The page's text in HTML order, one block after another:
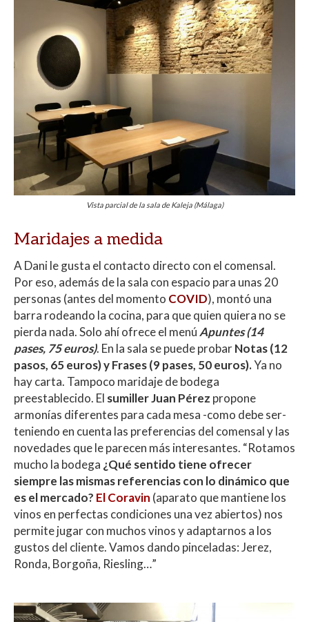
Vista parcial de la sala de Kaleja (Málaga)
Maridajes a medida
A Dani le gusta el contacto directo con el comensal.
Por eso, además de la sala con espacio para unas 20
personas (antes del momento COVID), montó una
barra rodeando la cocina, para que quien quiera no se
pierda nada. Solo ahí ofrece el menú Apuntes (14
pases, 75 euros). En la sala se puede probarNotas (12
pasos, 65 euros) y Frases (9 pases, 50 euros).Ya no
hay carta. Tampoco maridaje de bodega
preestablecido. El sumiller Juan Pérez propone
armonías diferentes para cada mesa -como debe ser-
teniendo en cuenta las preferencias del comensal y las
novedades que le parecen más interesantes. “Rotamos
mucho la bodega ¿Qué sentido tiene ofrecer
siempre las mismas referencias con lo dinámico que
es el mercado? El Coravin (aparato que mantiene los
vinos en perfectas condiciones una vez abiertos) nos
permite jugar con muchos vinos y adaptarnos a los
gustos del cliente. Vamos dando pinceladas: Jerez,
Ronda, Borgoña, Riesling…”